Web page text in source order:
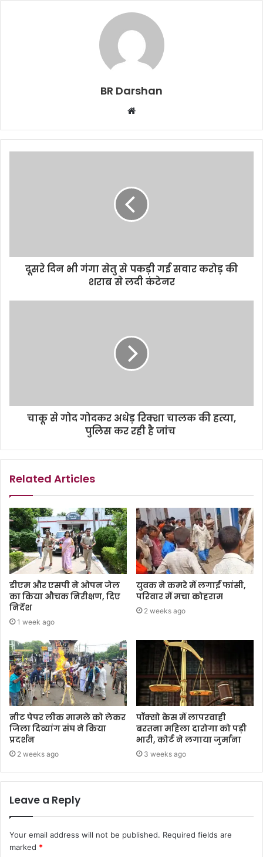
BR Darshan
b
s
e
दूसरे दिन भी गंगा सेतु से पकड़ी गई सवार करोड़ की
शराब से लदी कंटेनर
चाकू से गोद गोदकर अधेड़ रिक्शा चालक की हत्या,
पुलिस कर रही है जांच
Related Articles
डीएम और एसपी ने ओपन जेल
का किया औचक निरीक्षण, दिए
निर्देश
1 week ago
युवक ने कमरे में लगाईं फांसी,
परिवार में मचा कोहराम
2 weeks ago
नीट पेपर लीक मामले को लेकर
जिला दिव्यांग संघ ने किया
प्रदर्शन
2 weeks ago
पॉक्सो केस में लापरवाही
बरतना महिला दारोगा को पड़ी
भारी, कोर्ट ने लगाया जुर्माना
3 weeks ago
Leave a Reply
Your email address will not be published. Required fields are
marked *